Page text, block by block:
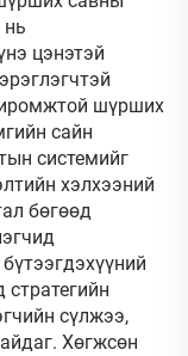
нь
цэнэтэй
шүрших
сайн
системийг
хэлхээний
бөгөөд
стратегийн
сүлжээ,
Хөгжсөн